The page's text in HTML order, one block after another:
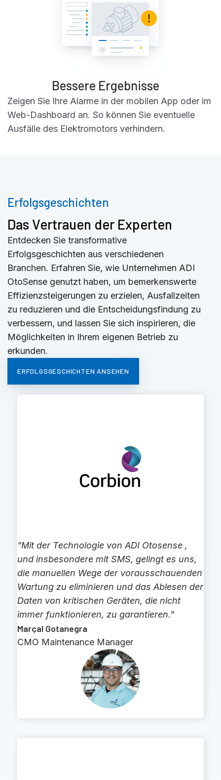
Bessere Ergebnisse
Zeigen Sie Ihre Alarme in der mobilen App oder im
Web-Dashboard an. So können Sie eventuelle
Ausfälle des Elektromotors verhindern.
Erfolgsgeschichten
Das Vertrauen der Experten
Entdecken Sie transformative
Erfolgsgeschichten aus verschiedenen
Branchen. Erfahren Sie, wie Unternehmen ADI
OtoSense genutzt haben, um bemerkenswerte
Effizienzsteigerungen zu erzielen, Ausfallzeiten
zu reduzieren und die Entscheidungsfindung zu
verbessern, und lassen Sie sich inspirieren, die
Möglichkeiten in Ihrem eigenen Betrieb zu
erkunden.
ERFOLGSGESCHICHTEN ANSEHEN
"Mit der Technologie von ADI Otosense ,
und insbesondere mit SMS, gelingt es uns,
die manuellen Wege der vorausschauenden
Wartung zu eliminieren und das Ablesen der
Daten von kritischen Geräten, die nicht
immer funktionieren, zu garantieren."
Marçal Gotanegra
CMO Maintenance Manager